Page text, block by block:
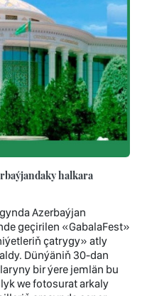
halkara
Azerbaýjan
geçirilen «GabalaFest»
çatrygy» atly
Dünýäniň 30-dan
bir ýere jemlän bu
we fotosurat arkaly